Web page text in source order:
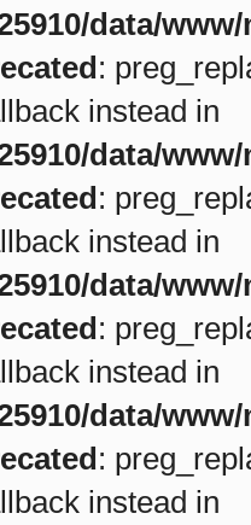
data/
:
instead in
data/
:
instead in
data/
:
instead in
data/
:
instead in